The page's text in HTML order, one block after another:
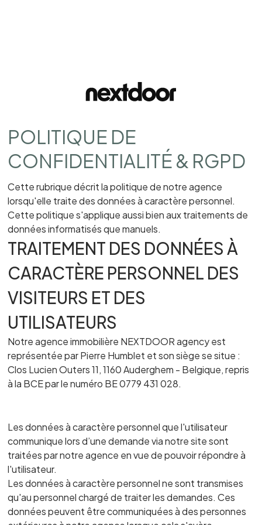
POLITIQUE DE
CONFIDENTIALITÉ & RGPD
Cette rubrique décrit la politique de notre agence
lorsqu'elle traite des données à caractère personnel.
Cette politique s'applique aussi bien aux traitements de
données informatisés que manuels.
TRAITEMENT DES DONNÉES À
CARACTÈRE PERSONNEL DES
VISITEURS ET DES
UTILISATEURS
Notre agence immobilière NEXTDOOR agency est
représentée par Pierre Humblet et son siège se situe :
Clos Lucien Outers 11, 1160 Auderghem - Belgique, repris
à la BCE par le numéro BE 0779 431 028.
Les données à caractère personnel que l'utilisateur
communique lors d’une demande via notre site sont
traitées par notre agence en vue de pouvoir répondre à
l'utilisateur.
Les données à caractère personnel ne sont transmises
qu'au personnel chargé de traiter les demandes. Ces
données peuvent être communiquées à des personnes